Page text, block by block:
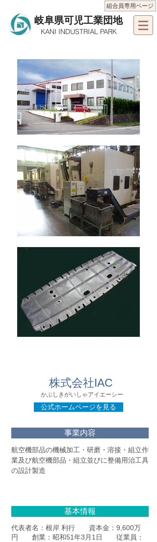
組合員専用ページ
岐阜県可児工業団地
KANI INDUSTRIAL PARK
株式会社IAC
かぶしきがいしゃアイエーシー
公式ホームページを見る
事業内容
航空機部品の機械加工・研磨・溶接・組立作
業及び航空機部品・組立並びに整備用治工具
の設計製造
基本情報
代表者名：根岸 利行 資本金：9,600万
円 創業：昭和51年3月1日 従業員：